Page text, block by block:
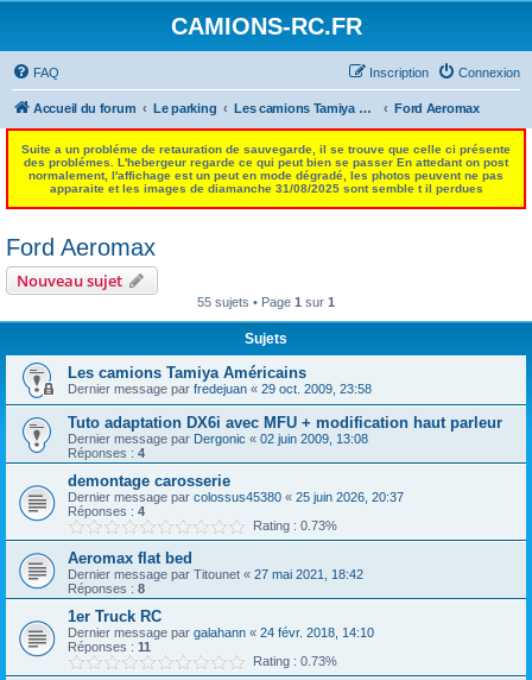
CAMIONS-RC.FR
FAQ Connexion
Inscription
Accueil du forum Le parking Les camions Tamiya Américains Ford Aeromax
Suite a un probléme de retauration de sauvegarde, il se trouve que celle ci présente
des problémes. L'hebergeur regarde ce qui peut bien se passer En attedant on post
normalement, l'affichage est un peut en mode dégradé, les photos peuvent ne pas
apparaite et les images de diamanche 31/08/2025 sont semble t il perdues
Ford Aeromax
Nouveau sujet
55 sujets • Page 1 sur 1
Sujets
Les camions Tamiya Américains
Dernier message par fredejuan « 29 oct. 2009, 23:58
Tuto adaptation DX6i avec MFU + modification haut parleur
Dernier message par Dergonic « 02 juin 2009, 13:08
Réponses : 4
demontage carosserie
Dernier message par colossus45380 « 25 juin 2026, 20:37
Réponses : 4
Rating : 0.73%
Aeromax flat bed
Dernier message par Titounet « 27 mai 2021, 18:42
Réponses : 8
1er Truck RC
Dernier message par galahann « 24 févr. 2018, 14:10
Réponses : 11
Rating : 0.73%